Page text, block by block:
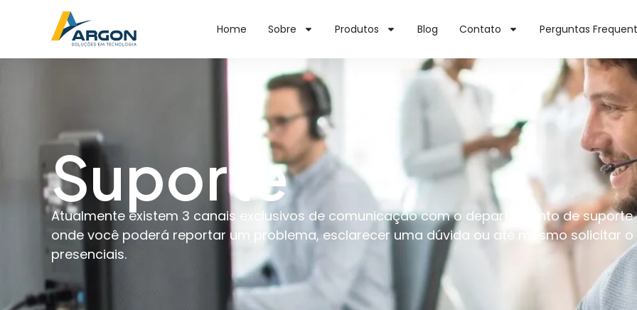
Home Sobre Produtos Blog Contato Perguntas
Suporte
Atualmente existem 3 canais exclusivos de comunicação com o departamento de
onde você poderá reportar um problema, esclarecer uma dúvida ou até mesmo solicitar
presenciais.